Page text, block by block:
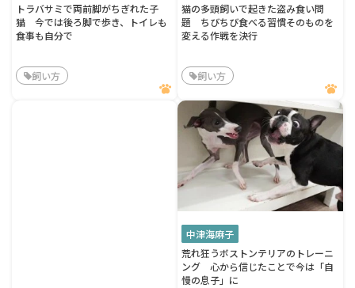
トラバサミで両前脚がちぎれた子
猫 今では後ろ脚で歩き、トイレも
食事も自分で
飼い方
猫の多頭飼いで起きた盗み食い問
題 ちびちび食べる習慣そのものを
変える作戦を決行
飼い方
中津海麻子
荒れ狂うボストンテリアのトレーニ
ング 心から信じたことで今は「自
慢の息子」に